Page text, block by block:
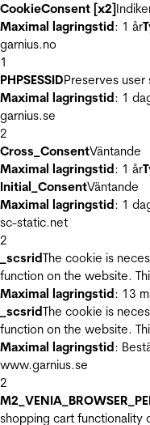
CookieConsent [x2]
Maximal lagringstid: 1 år
garnius.no
1
PHPSESSIDPreserves
Maximal lagringstid: 1
garnius.se
2
Cross_ConsentVäntande
Maximal lagringstid: 1 år
Initial_ConsentVäntande
Maximal lagringstid: 1
sc-static.net
2
_scsridThe cookie is
function on the website.
Maximal lagringstid: 13
_scsridThe cookie is
function on the website.
Maximal lagringstid:
www.garnius.se
2
shopping cart functionality